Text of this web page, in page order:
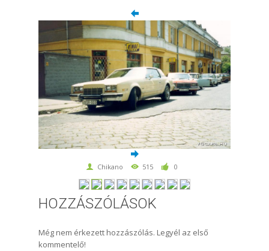
Chikano 515 0
HOZZÁSZÓLÁSOK
Még nem érkezett hozzászólás. Legyél az első
kommentelő!